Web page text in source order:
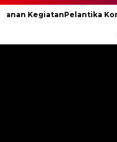
KegiatanPelantika Kormi